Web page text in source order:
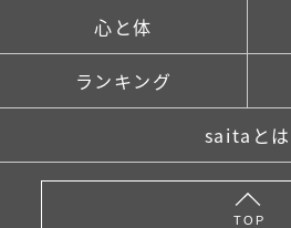
心と体
ランキング
saitaとは
TOP